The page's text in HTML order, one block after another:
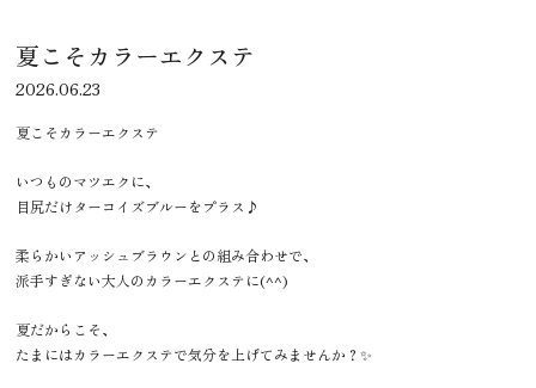
夏こそカラーエクステ
2026.06.23
夏こそカラーエクステ
いつものマツエクに、
目尻だけターコイズブルーをプラス♪
柔らかいアッシュブラウンとの組み合わせで、
派手すぎない大人のカラーエクステに(^^)
夏だからこそ、
たまにはカラーエクステで気分を上げてみませんか？✨